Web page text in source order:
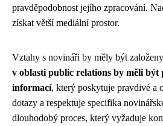
pravděpodobnost jejího zpracování.
získat větší mediální prostor.
Vztahy s novináři by měly být
v oblasti public relations by měli
informací, který poskytuje pravdivé a
dotazy a respektuje specifika
dlouhodobý proces, který vyžaduje